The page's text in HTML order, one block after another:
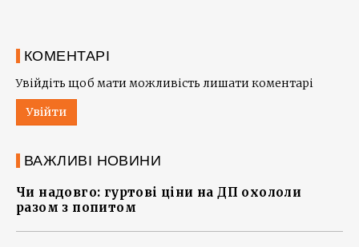
КОМЕНТАРІ
Увійдіть щоб мати можливість лишати коментарі
Увійти
ВАЖЛИВІ НОВИНИ
Чи надовго: гуртові ціни на ДП охололи
разом з попитом